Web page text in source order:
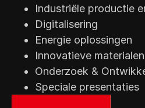
Industriële productie
Digitalisering
Energie oplossingen
Innovatieve
Onderzoek &
Speciale presentaties